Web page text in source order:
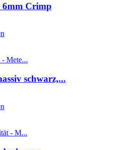
6mm Crimp
schwarz,...